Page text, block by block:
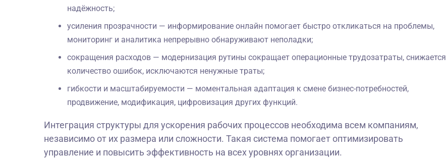
надёжность;
усиления прозрачности — информирование онлайн помогает быстро откликаться на проблемы,
мониторинг и аналитика непрерывно обнаруживают неполадки;
сокращения расходов — модернизация рутины сокращает операционные трудозатраты, снижается
количество ошибок, исключаются ненужные траты;
гибкости и масштабируемости — моментальная адаптация к смене бизнес-потребностей,
продвижение, модификация, цифровизация других функций.
Интеграция структуры для ускорения рабочих процессов необходима всем компаниям,
независимо от их размера или сложности. Такая система помогает оптимизировать
управление и повысить эффективность на всех уровнях организации.